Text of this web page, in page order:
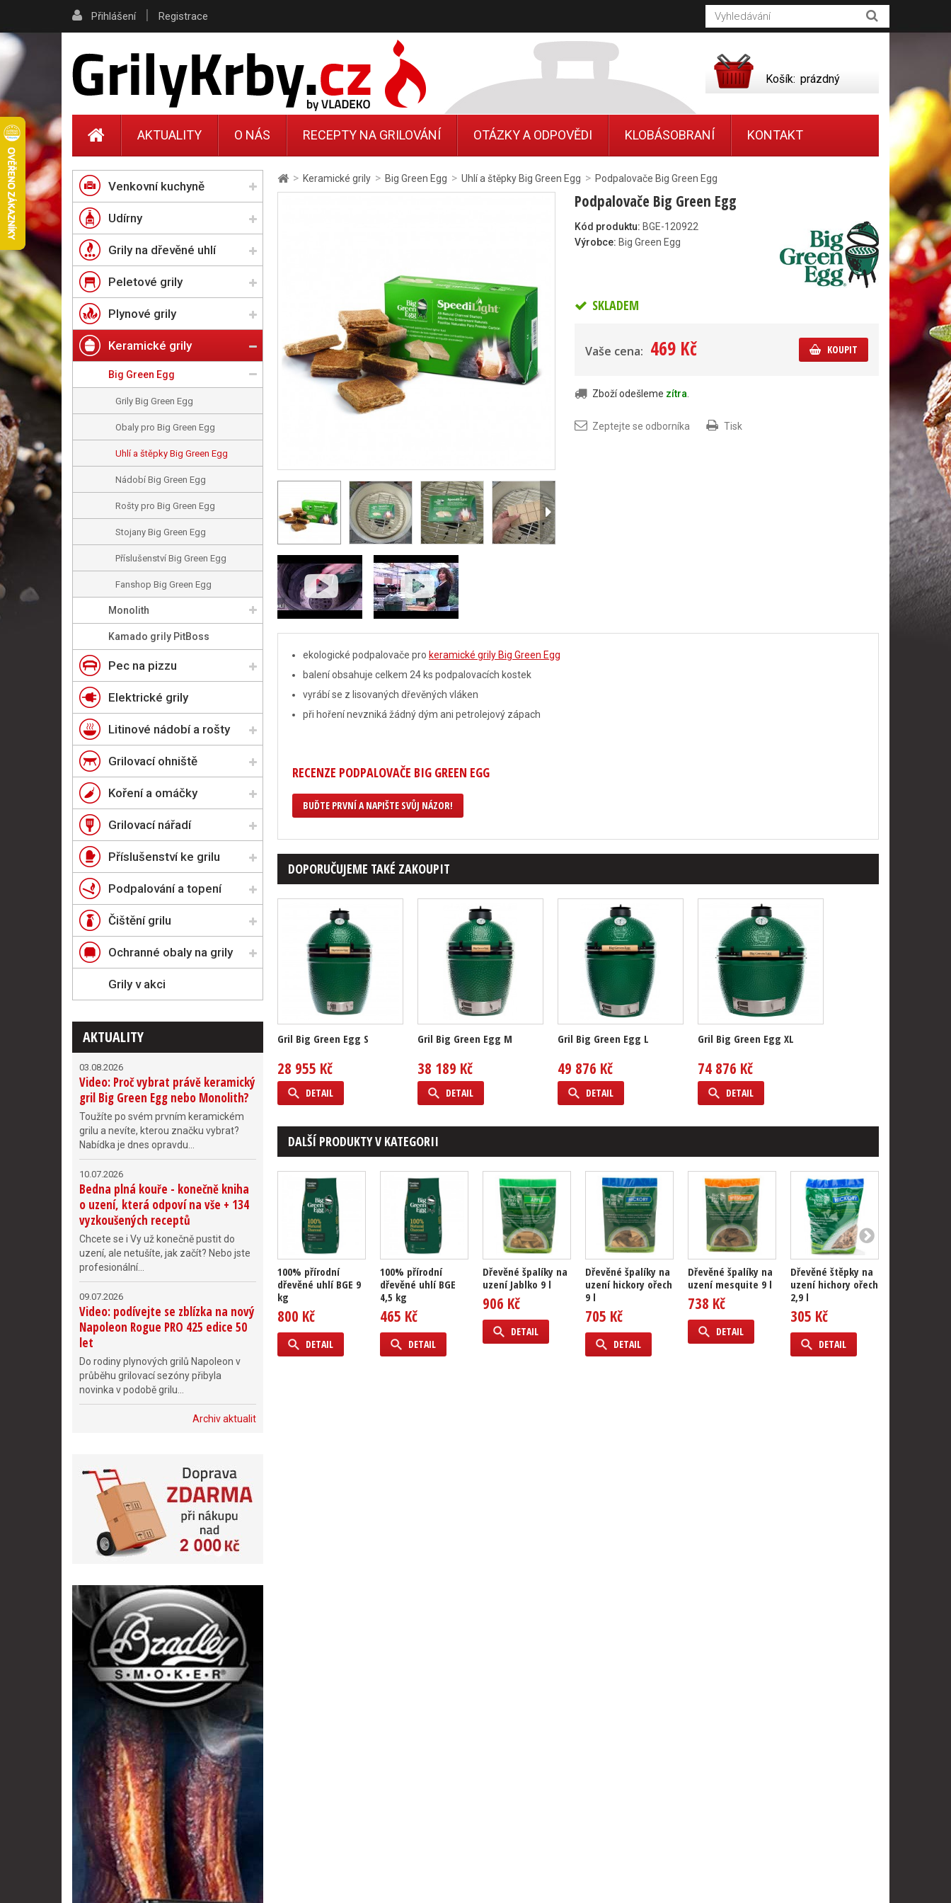
> Keramické grily > Big Green Egg > Uhlí a štěpky Big Green Egg > Podpalovače Big Green Egg
Podpalovače Big Green Egg
Kód produktu: BGE-120922
Výrobce: Big Green Egg
SKLADEM
Vaše cena: 469 Kč KOUPIT
Zboží odešleme zítra
Zeptejte se odborníka Tisk
ekologické podpalovače pro keramické grily Big Green Egg
balení obsahuje celkem 24 ks podpalovacích kostek
vyrábí se z lisovaných dřevěných vláken
při hoření nevzniká žádný dým ani petrolejový zápach
RECENZE PODPALOVAČE BIG GREEN EGG
BUĎTE PRVNÍ A NAPIŠTE SVŮJ NÁZOR!
DOPORUČUJEME TAKÉ ZAKOUPIT
Gril Big Green Egg S
28 955 Kč
DETAIL
Gril Big Green Egg M
38 189 Kč
DETAIL
Gril Big Green Egg L
49 876 Kč
DETAIL
Gril Big Green Egg XL
74 876 Kč
DETAIL
DALŠÍ PRODUKTY V KATEGORII
100% přírodní
dřevěné uhlí BGE 9
kg
800 Kč
DETAIL
100% přírodní
dřevěné uhlí BGE
4,5 kg
465 Kč
DETAIL
Dřevěné špalíky na
uzení Jablko 9 l
906 Kč
DETAIL
Dřevěné špalíky na
uzení hickory ořech
9 l
705 Kč
DETAIL
Dřevěné špalíky na
uzení mesquite 9 l
738 Kč
DETAIL
Dřevěné štěpky na
uzení hichory ořech
2,9 l
305 Kč
DETAIL
Venkovní kuchyně
Udírny
Grily na dřevěné uhlí
Peletové grily
Plynové grily
Keramické grily
Big Green Egg
Grily Big Green Egg
Obaly pro Big Green Egg
Uhlí a štěpky Big Green Egg
Nádobí Big Green Egg
Rošty pro Big Green Egg
Stojany Big Green Egg
Příslušenství Big Green Egg
Fanshop Big Green Egg
Monolith
Kamado grily PitBoss
Pec na pizzu
Elektrické grily
Litinové nádobí a rošty
Grilovací ohniště
Koření a omáčky
Grilovací nářadí
Příslušenství ke grilu
Podpalování a topení
Čištění grilu
Ochranné obaly na grily
Grily v akci
AKTUALITY
03.08.2026
Video: Proč vybrat právě keramický
gril Big Green Egg nebo Monolith?
Toužíte po svém prvním keramickém
grilu a nevíte, kterou značku vybrat?
Nabídka je dnes opravdu...
10.07.2026
Bedna plná kouře - konečně kniha
o uzení, která odpoví na vše + 134
vyzkoušených receptů
Chcete se i Vy už konečně pustit do
uzení, ale netušíte, jak začít? Nebo jste
profesionální...
09.07.2026
Video: podívejte se zblízka na nový
Napoleon Rogue PRO 425 edice 50
let
Do rodiny plynových grilů Napoleon v
průběhu grilovací sezóny přibyla
novinka v podobě grilu...
Archiv aktualit
Přihlášení | Registrace
Košík: prázdný
AKTUALITY O NÁS RECEPTY NA GRILOVÁNÍ OTÁZKY A ODPOVĚDI KLOBÁSOBRANÍ KONTAKT